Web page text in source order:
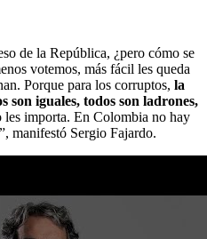
de la República, ¿pero cómo se
votemos, más fácil les queda
Porque para los corruptos, la
son iguales, todos son ladrones,
les importa. En Colombia no hay
manifestó Sergio Fajardo.